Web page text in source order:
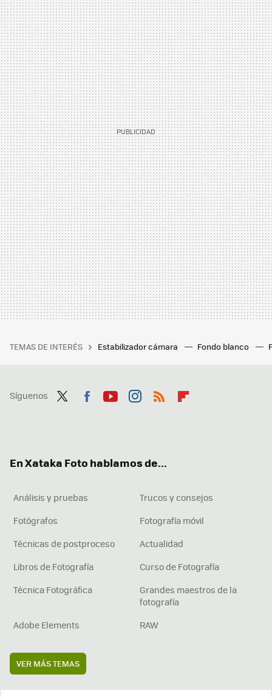
TEMAS DE INTERÉS Estabilizador cámara Fondo blanco
Síguenos
En Xataka Foto hablamos de...
Análisis y pruebas
Trucos y consejos
Fotógrafos
Fotografía móvil
Técnicas de postproceso
Actualidad
Libros de Fotografía
Curso de Fotografía
Técnica Fotográfica
Grandes maestros de la
fotografía
Adobe Elements
RAW
VER MÁS TEMAS